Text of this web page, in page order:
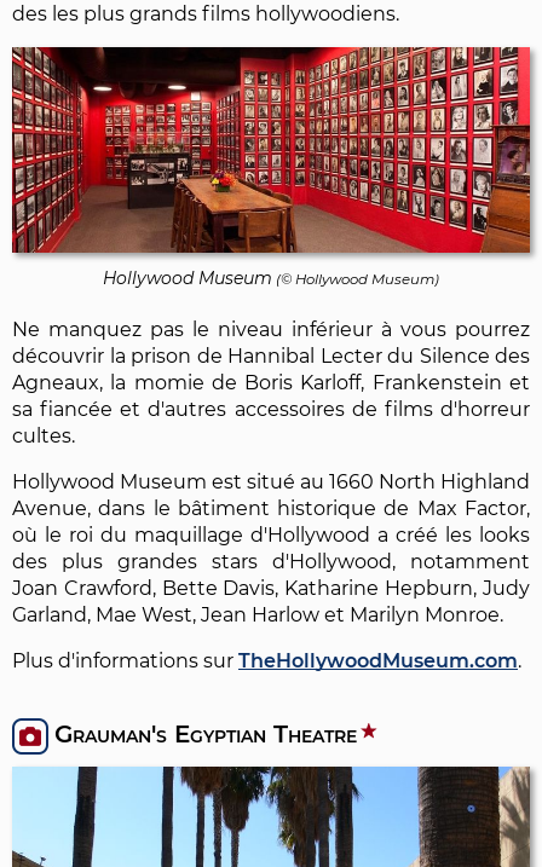
des les plus grands films hollywoodiens.
Hollywood Museum (© Hollywood Museum)
Ne manquez pas le niveau inférieur à vous pourrez
découvrir la prison de Hannibal Lecter du Silence des
Agneaux, la momie de Boris Karloff, Frankenstein et
sa fiancée et d'autres accessoires de films d'horreur
cultes.
Hollywood Museum est situé au 1660 North Highland
Avenue, dans le bâtiment historique de Max Factor,
où le roi du maquillage d'Hollywood a créé les looks
des plus grandes stars d'Hollywood, notamment
Joan Crawford, Bette Davis, Katharine Hepburn, Judy
Garland, Mae West, Jean Harlow et Marilyn Monroe.
Plus d'informations sur TheHollywoodMuseum.com.
Grauman's Egyptian Theatre